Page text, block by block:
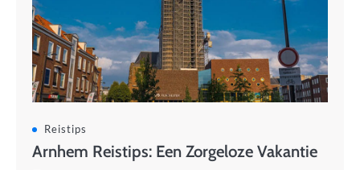
Reistips
Arnhem Reistips: Een Zorgeloze Vakantie